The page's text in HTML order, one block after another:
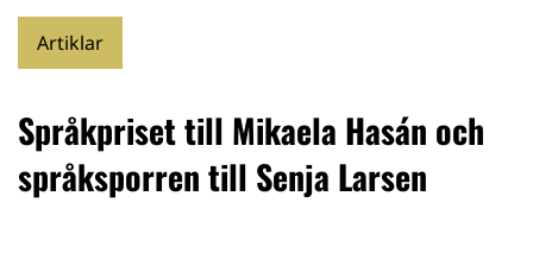
Artiklar
Språkpriset till Mikaela Hasán och
språksporren till Senja Larsen